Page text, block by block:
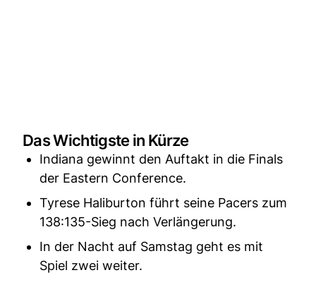
Das Wichtigste in Kürze
Indiana gewinnt den Auftakt in die Finals
der Eastern Conference.
Tyrese Haliburton führt seine Pacers zum
138:135-Sieg nach Verlängerung.
In der Nacht auf Samstag geht es mit
Spiel zwei weiter.